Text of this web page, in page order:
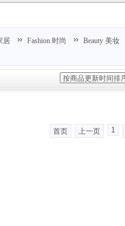
首页 上一页 1
居 Fashion 时尚 Beauty 美妆